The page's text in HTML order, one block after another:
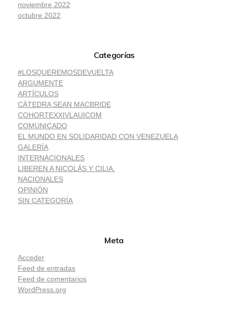
noviembre 2022
octubre 2022
Categorías
#LOSQUEREMOSDEVUELTA
ARGUMENTE
ARTÍCULOS
CÁTEDRA SEAN MACBRIDE
COHORTEXXIVLAUICOM
COMUNICADO
EL MUNDO EN SOLIDARIDAD CON VENEZUELA
GALERÍA
INTERNACIONALES
LIBEREN A NICOLÁS Y CILIA.
NACIONALES
OPINIÓN
SIN CATEGORÍA
Meta
Acceder
Feed de entradas
Feed de comentarios
WordPress.org